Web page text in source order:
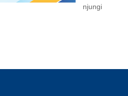
njungi